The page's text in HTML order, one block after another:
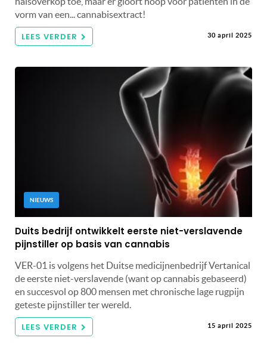
vorm van een... cannabisextract!
LEES VERDER 30 april 2025
NIEUWS
Duits bedrijf ontwikkelt eerste niet-verslavende
pijnstiller op basis van cannabis
VER-01 is volgens het Duitse medicijnenbedrijf Vertanical
de eerste niet-verslavende (want op cannabis gebaseerd)
en succesvol op 800 mensen met chronische lage rugpijn
geteste pijnstiller ter wereld.
LEES VERDER 15 april 2025